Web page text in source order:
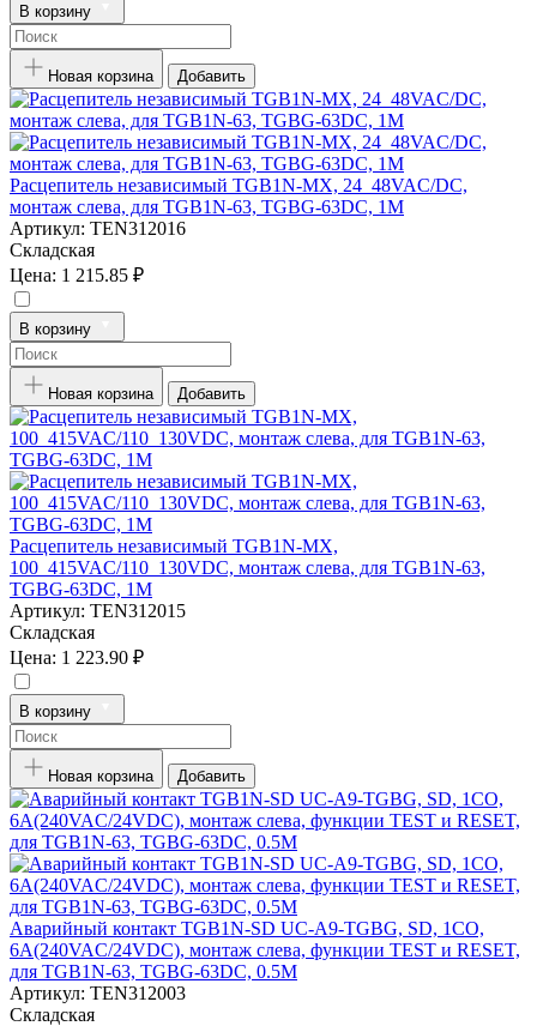
В корзину
Новая корзина Добавить
Расцепитель независимый TGB1N-MX, 24_48VAC/DC,
монтаж слева, для TGB1N-63, TGBG-63DC, 1M
Артикул: TEN312016
Складская
Цена: 1 215.85 ₽
В корзину
Новая корзина Добавить
Расцепитель независимый TGB1N-MX,
100_415VAC/110_130VDC, монтаж слева, для TGB1N-63,
TGBG-63DC, 1M
Артикул: TEN312015
Складская
Цена: 1 223.90 ₽
В корзину
Новая корзина Добавить
Аварийный контакт TGB1N-SD UC-A9-TGBG, SD, 1CO,
6A(240VAC/24VDC), монтаж слева, функции TEST и RESET,
для TGB1N-63, TGBG-63DC, 0.5M
Артикул: TEN312003
Складская